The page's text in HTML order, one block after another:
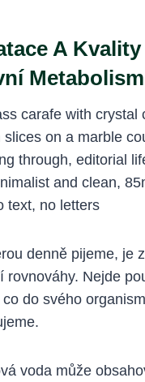
A
denně pijeme, je
rovnováhy. Nejde
do svého
voda může